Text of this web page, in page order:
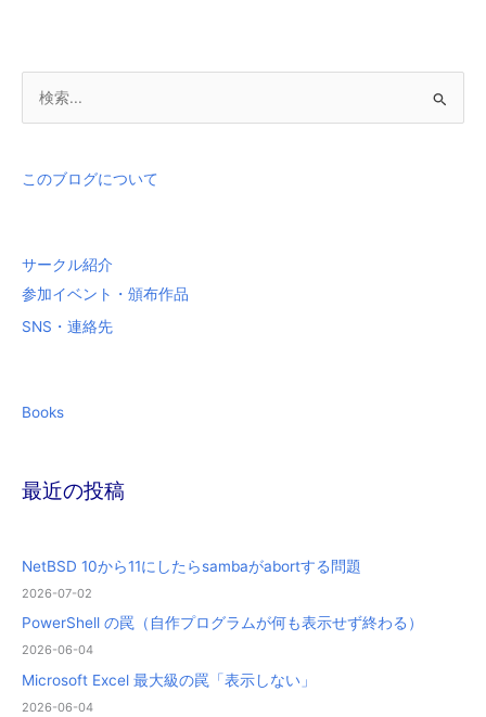
象
このブログについて
サークル紹介
参加イベント・頒布作品
SNS・連絡先
Books
最近の投稿
NetBSD 10から11にしたらsambaがabortする問題
2026-07-02
PowerShell の罠（自作プログラムが何も表示せず終わる）
2026-06-04
Microsoft Excel 最大級の罠「表示しない」
2026-06-04